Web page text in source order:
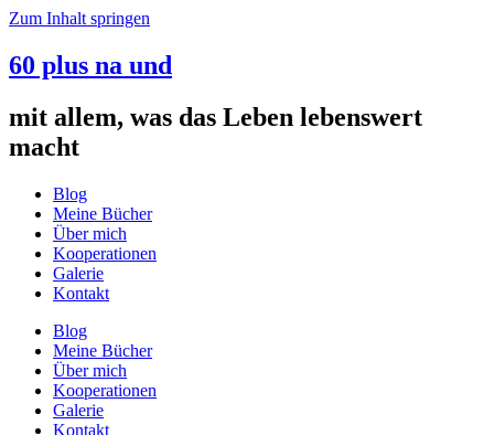
Zum Inhalt springen
60 plus na und
mit allem, was das Leben lebenswert
macht
Blog
Meine Bücher
Über mich
Kooperationen
Galerie
Kontakt
Blog
Meine Bücher
Über mich
Kooperationen
Galerie
Kontakt